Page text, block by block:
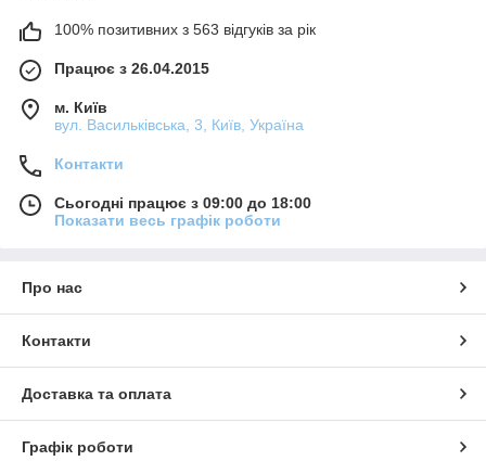
100% позитивних з 563 відгуків за рік
Працює з 26.04.2015
м. Київ
вул. Васильківська, 3, Київ, Україна
Контакти
Сьогодні працює з 09:00 до 18:00
Показати весь графік роботи
Про нас
Контакти
Доставка та оплата
Графік роботи